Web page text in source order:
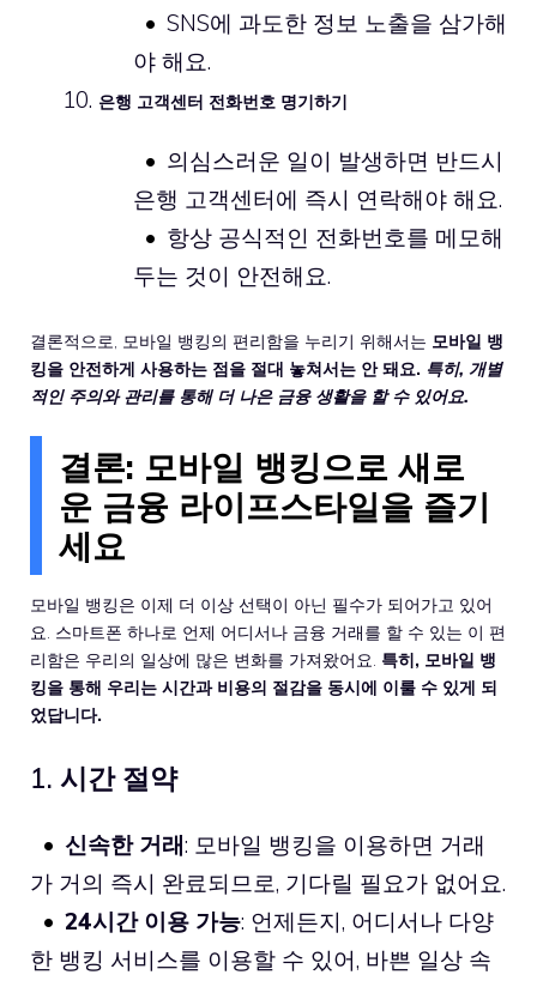
SNS에 과도한 정보 노출을 삼가해
야 해요.
은행 고객센터 전화번호 명기하기
의심스러운 일이 발생하면 반드시
은행 고객센터에 즉시 연락해야 해요.
항상 공식적인 전화번호를 메모해
두는 것이 안전해요.
결론적으로, 모바일 뱅킹의 편리함을 누리기 위해서는 모바일 뱅
킹을 안전하게 사용하는 점을 절대 놓쳐서는 안 돼요. 특히, 개별
적인 주의와 관리를 통해 더 나은 금융 생활을 할 수 있어요.
결론: 모바일 뱅킹으로 새로
운 금융 라이프스타일을 즐기
세요
모바일 뱅킹은 이제 더 이상 선택이 아닌 필수가 되어가고 있어
요. 스마트폰 하나로 언제 어디서나 금융 거래를 할 수 있는 이 편
리함은 우리의 일상에 많은 변화를 가져왔어요. 특히, 모바일 뱅
킹을 통해 우리는 시간과 비용의 절감을 동시에 이룰 수 있게 되
었답니다.
1. 시간 절약
신속한 거래: 모바일 뱅킹을 이용하면 거래
가 거의 즉시 완료되므로, 기다릴 필요가 없어요.
24시간 이용 가능: 언제든지, 어디서나 다양
한 뱅킹 서비스를 이용할 수 있어, 바쁜 일상 속